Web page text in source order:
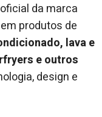
da marca
em produtos de
lava e
e outros
design e